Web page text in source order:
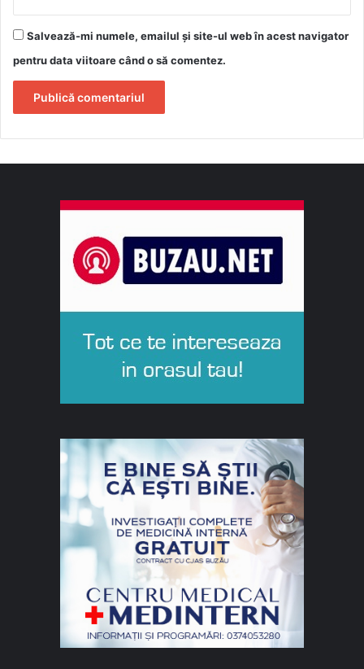
Salvează-mi numele, emailul și site-ul web în acest navigator
pentru data viitoare când o să comentez.